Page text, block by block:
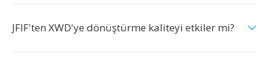
JFIF'ten XWD'ye dönüştürme kaliteyi etkiler mi?